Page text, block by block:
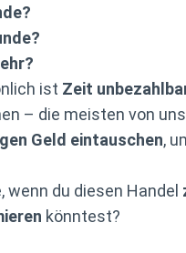
ist Zeit
– die meisten von
Geld eintauschen,
wenn du diesen Handel
könntest?